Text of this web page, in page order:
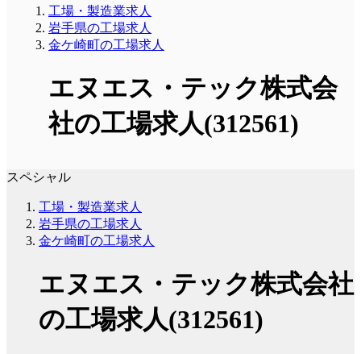
工場・製造業求人
岩手県の工場求人
金ケ崎町の工場求人
エヌエス・テック株式会
社の工場求人(312561)
スペシャル
工場・製造業求人
岩手県の工場求人
金ケ崎町の工場求人
エヌエス・テック株式会社
の工場求人(312561)